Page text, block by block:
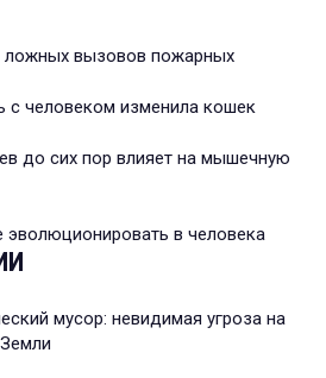
ложных вызовов пожарных
с человеком изменила кошек
до сих пор влияет на мышечную
эволюционировать в человека
мусор: невидимая угроза на